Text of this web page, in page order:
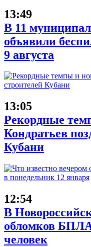
13:49
В 11
объявили
9 августа
13:05
Рекордные
Кондратьев
Кубани
12:54
В
обломков
человек